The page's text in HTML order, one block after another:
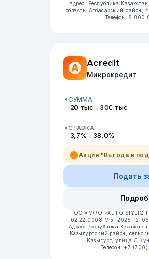
Адрес: Республика
область, Атбасарский район,
Телефон: 8 800
Acredit
Микрокредит
СУММА
20 тыс - 300 тыс
СТАВКА
3,7% - 38,0%
Акция "Выгода в
Подать
ТОО «МФО «AUTO SIYLIQ
02.22.0008.М от 2025-12-05.
Адрес: Республика Казахстан,
Казыгуртский район,
Казыгурт, улица
Телефон: +7